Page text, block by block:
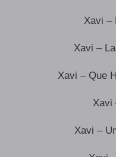
Xavi –
Xavi –
Xavi – Que
Xavi
Xavi –